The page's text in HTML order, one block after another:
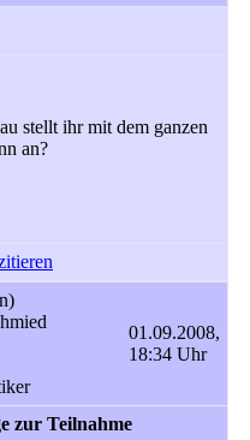
stellt ihr mit dem ganzen
an?
01.09.2008,
18:34 Uhr
zur Teilnahme